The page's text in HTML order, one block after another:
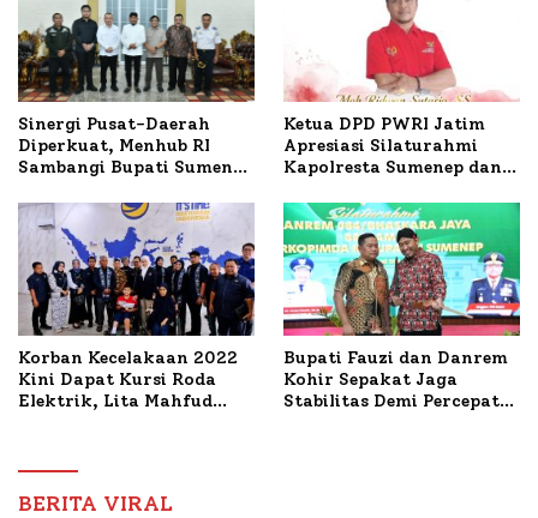
Sinergi Pusat-Daerah
Diperkuat, Menhub RI
Sambangi Bupati Sumenep
Mutiara Sentosa II
Ketua DPD PWRI Jatim
Apresiasi Silaturahmi
Kapolresta Sumenep dan
Ideal Polri-Pers
Korban Kecelakaan 2022
Kini Dapat Kursi Roda
Elektrik, Lita Mahfud
Nabil
Bupati Fauzi dan Danrem
Kohir Sepakat Jaga
Stabilitas Demi Percepat
BERITA VIRAL